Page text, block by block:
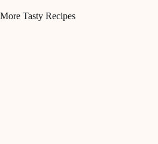
More Tasty Recipes